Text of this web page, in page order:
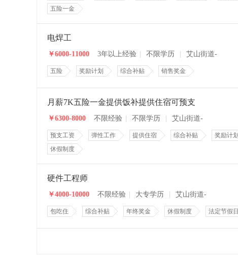
五险一金
电焊工
￥6000-11000 3年以上经验 不限学历 艾山街道-
五险 奖励计划 综合补贴 销售奖金
月薪7K五险一金提供饭补提供住宿可预支
￥6300-8000 不限经验 不限学历 艾山街道-
预支工资 弹性工作 提供住宿 综合补贴
奖励计划
休假制度
硬件工程师
￥4000-10000 不限经验 大专学历 艾山街道-
包吃住 综合补贴 年终奖金 休假制度 法定节假日